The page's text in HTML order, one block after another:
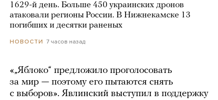
1629-й день. Больше 450 украинских дронов
атаковали регионы России. В Нижнекамске 13
погибших и десятки раненых
НОВОСТИ 7 часов назад
«„Яблоко“ предложило проголосовать
за мир — поэтому его пытаются снять
с выборов». Явлинский выступил в поддержку